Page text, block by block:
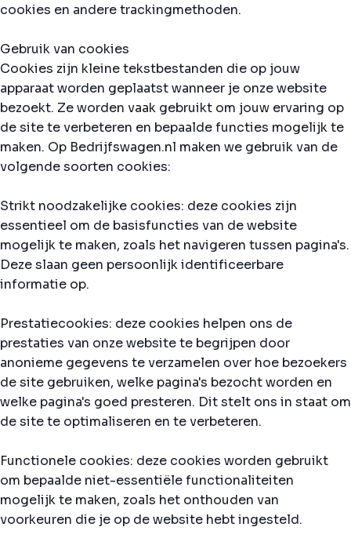
cookies en andere trackingmethoden.
Gebruik van cookies
Cookies zijn kleine tekstbestanden die op jouw
apparaat worden geplaatst wanneer je onze website
bezoekt. Ze worden vaak gebruikt om jouw ervaring op
de site te verbeteren en bepaalde functies mogelijk te
maken. Op Bedrijfswagen.nl maken we gebruik van de
volgende soorten cookies:
Strikt noodzakelijke cookies: deze cookies zijn
essentieel om de basisfuncties van de website
mogelijk te maken, zoals het navigeren tussen pagina's.
Deze slaan geen persoonlijk identificeerbare
informatie op.
Prestatiecookies: deze cookies helpen ons de
prestaties van onze website te begrijpen door
anonieme gegevens te verzamelen over hoe bezoekers
de site gebruiken, welke pagina's bezocht worden en
welke pagina's goed presteren. Dit stelt ons in staat om
de site te optimaliseren en te verbeteren.
Functionele cookies: deze cookies worden gebruikt
om bepaalde niet-essentiële functionaliteiten
mogelijk te maken, zoals het onthouden van
voorkeuren die je op de website hebt ingesteld.